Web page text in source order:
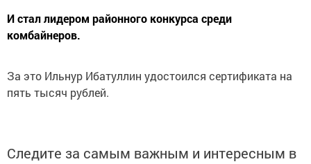
И стал лидером районного конкурса среди
комбайнеров.
За это Ильнур Ибатуллин удостоился сертификата на
пять тысяч рублей.
Следите за самым важным и интересным в